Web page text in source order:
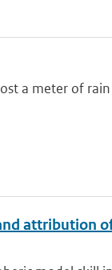
a meter of
attribution